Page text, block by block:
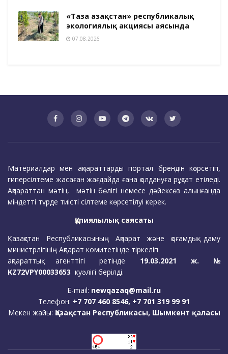
«Таза Қазақстан» республикалық
экологиялық акциясы аясында
07.08.2026
Материалдар мен ақпараттарды портал брендін көрсетіп,
гиперсілтеме жасаған жағдайда ғана қолдануға рұқсат етіледі.
Ақпараттан мәтін, мәтін бөлігі немесе дәйексөз алынғанда
міндетті түрде тиісті сілтеме көрсетілуі керек.
Құпиялылық саясаты
Қазақстан Республикасының Ақпарат және қоғамдық даму
министрлігінің Ақпарат комитетінде тіркеліп
ақпараттық агенттігі ретінде 19.03.2021 ж. №
KZ72VPY00033653 куәлігі берілді.
E-mail: newqazaq@mail.ru
Телефон: +7 707 460 8546, +7 701 319 99 91
Мекен жайы: Қазақстан Республикасы, Шымкент қаласы